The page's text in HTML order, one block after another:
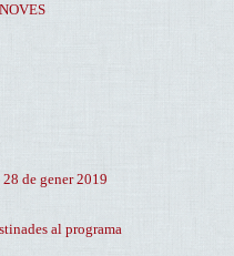
de gener 2019
al programa